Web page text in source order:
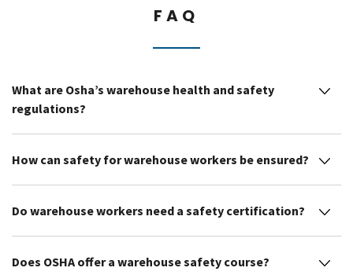
FAQ
What are Osha’s warehouse health and safety
regulations?
How can safety for warehouse workers be ensured?
Do warehouse workers need a safety certification?
Does OSHA offer a warehouse safety course?